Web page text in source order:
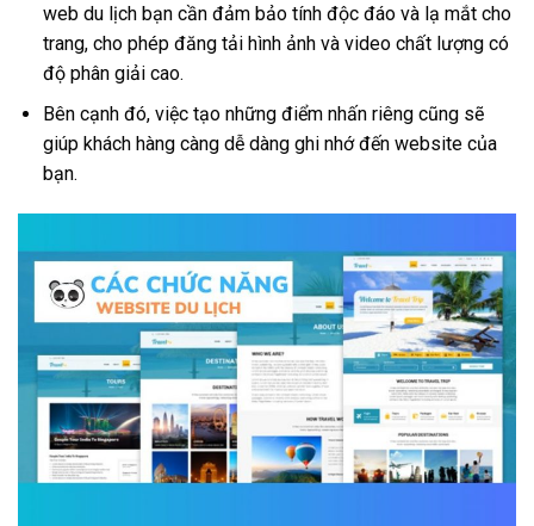
web du lịch bạn cần đảm bảo tính độc đáo và lạ mắt cho
trang, cho phép đăng tải hình ảnh và video chất lượng có
độ phân giải cao.
Bên cạnh đó, việc tạo những điểm nhấn riêng cũng sẽ
giúp khách hàng càng dễ dàng ghi nhớ đến website của
bạn.